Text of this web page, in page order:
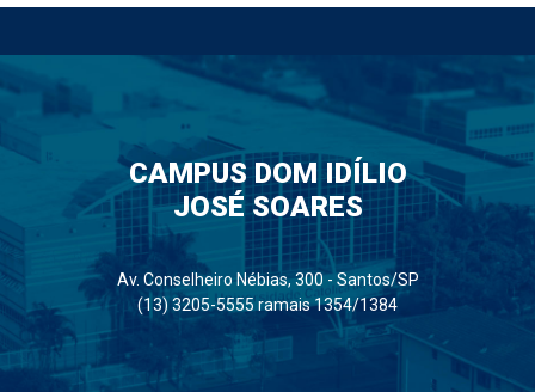
CAMPUS DOM IDÍLIO
JOSÉ SOARES
Av. Conselheiro Nébias, 300 - Santos/SP
(13) 3205-5555 ramais 1354/1384